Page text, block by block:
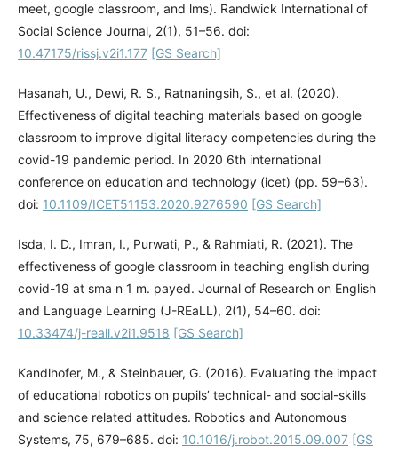
meet, google classroom, and lms). Randwick International of
Social Science Journal, 2(1), 51–56. doi:
10.47175/rissj.v2i1.177 [GS Search]
Hasanah, U., Dewi, R. S., Ratnaningsih, S., et al. (2020).
Effectiveness of digital teaching materials based on google
classroom to improve digital literacy competencies during the
covid-19 pandemic period. In 2020 6th international
conference on education and technology (icet) (pp. 59–63).
doi: 10.1109/ICET51153.2020.9276590 [GS Search]
Isda, I. D., Imran, I., Purwati, P., & Rahmiati, R. (2021). The
effectiveness of google classroom in teaching english during
covid-19 at sma n 1 m. payed. Journal of Research on English
and Language Learning (J-REaLL), 2(1), 54–60. doi:
10.33474/j-reall.v2i1.9518 [GS Search]
Kandlhofer, M., & Steinbauer, G. (2016). Evaluating the impact
of educational robotics on pupils’ technical- and social-skills
and science related attitudes. Robotics and Autonomous
Systems, 75, 679–685. doi: 10.1016/j.robot.2015.09.007 [GS